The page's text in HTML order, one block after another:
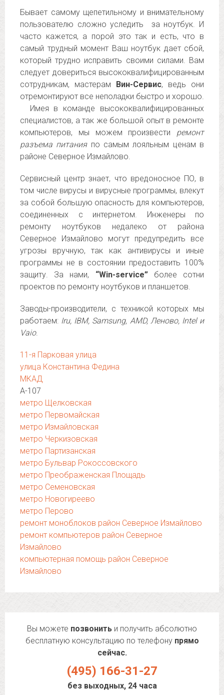
Бывает самому щепетильному и внимательному
пользователю сложно уследить за ноутбук. И
часто кажется, а порой это так и есть, что в
самый трудный момент Ваш ноутбук дает сбой,
который трудно исправить своими силами. Вам
следует довериться высококвалифицированным
сотрудникам, мастерам Вин-Сервис, ведь они
отремонтируют все неполадки быстро и хорошо.
Имея в команде высококвалифицированных
специалистов, а так же большой опыт в ремонте
компьютеров, мы можем произвести ремонт
разъема питанияпо самым лояльным ценам в
районе Северное Измайлово.
Сервисный центр знает, что вредоносное ПО, в
том числе вирусы и вирусные программы, влекут
за собой большую опасность для компьютеров,
соединенных с интернетом. Инженеры по
ремонту ноутбуков недалеко от района
Северное Измайлово могут предупредить все
угрозы вручную, так как антивирусы и иные
программы не в состоянии предоставить 100%
защиту. За нами, “Win-service”более сотни
проектов по ремонту ноутбуков и планшетов.
Заводы-производители, с техникой которых мы
работаем: Iru, IBM, Samsung, AMD, Леново, Intel и
Vaio.
11-я Парковая улица
улица Константина Федина
МКАД
А-107
метро Щелковская
метро Первомайская
метро Измайловская
метро Черкизовская
метро Партизанская
метро Бульвар Рокоссовского
метро Преображенская Площадь
метро Семеновская
метро Новогиреево
метро Перово
ремонт моноблоков район Северное Измайлово
ремонт компьютеров район Северное
Измайлово
компьютерная помощь район Северное
Измайлово
Вы можете позвонить и получить абсолютно
бесплатную консультацию по телефону прямо
сейчас.
(495) 166-31-27
без выходных, 24 часа